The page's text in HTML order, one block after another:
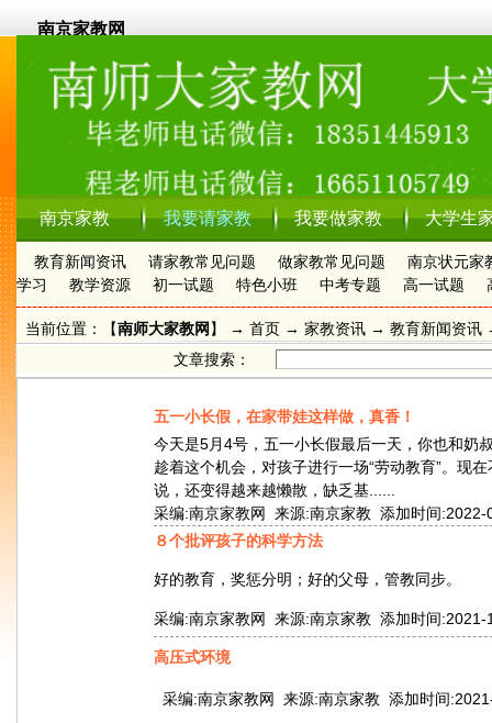
南京家教网
南京家教 我要请家教 我要做家教 大学生
教育新闻资讯 请家教常见问题 做家教常见问题
南京状元家
学习
教学资源 初一试题 特色小班 中考专题 高一试题
当前位置：【南师大家教网 】 → 首页 → 家教资讯 → 教育新闻资讯
文章搜索：
五一小长假，在家带娃这样做，真香！
今天是5月4号，五一小长假最后一天，你也和奶
趁着这个机会，对孩子进行一场“劳动教育”。现
说，还变得越来越懒散，缺乏基......
采编:南京家教网 来源:南京家教 添加时间
８个批评孩子的科学方法
好的教育，奖惩分明；好的父母，管教同步。
采编:南京家教网 来源:南京家教 添加时间
高压式环境
采编:南京家教网 来源:南京家教 添加时间